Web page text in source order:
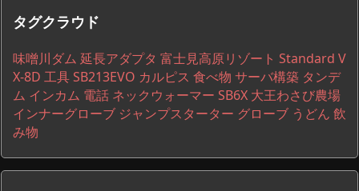
一
タグクラウド
味噌川ダム 延長アダプタ 富士見高原リゾート Standard V
X-8D 工具SB213EVO カルピス 食べ物 サーバ構築 タンデ
ム インカム 電話 ネックウォーマー SB6X 大王わさび農場
インナーグローブ ジャンプスターター グローブ うどん 飲
み物